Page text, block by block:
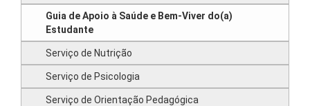
Guia de Apoio à Saúde e Bem-Viver do(a)
Estudante
Serviço de Nutrição
Serviço de Psicologia
Serviço de Orientação Pedagógica